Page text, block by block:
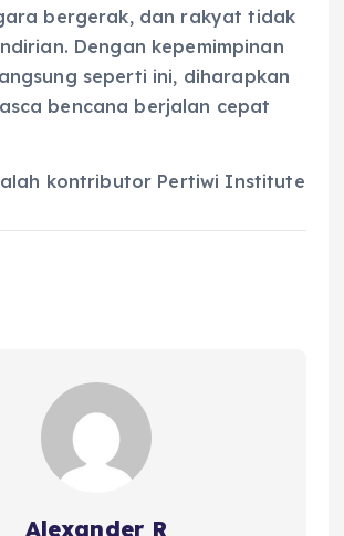
bergerak, dan rakyat tidak
Dengan kepemimpinan
seperti ini, diharapkan
bencana berjalan cepat
kontributor Pertiwi Institute
Alexander R